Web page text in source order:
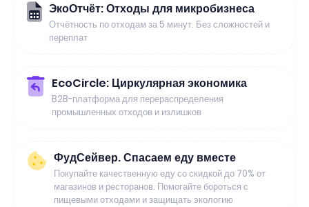
ЭкоОтчёт: Отходы для микробизнеса
Отчётность по отходам за 5 минут. Без сложностей и
переплат
EcoCircle: Циркулярная экономика
B2B-платформа для перераспределения
промышленных отходов и излишков
ФудСейвер. Спасаем еду вместе
Покупайте качественную еду со скидкой до 70% от
магазинов и ресторанов. Помогайте бороться с
пищевыми отходами и защищать экологию